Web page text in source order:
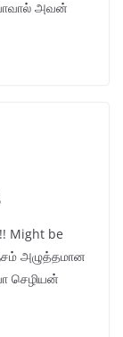
அவன்
Might be
அழுத்தமான
செழியன்